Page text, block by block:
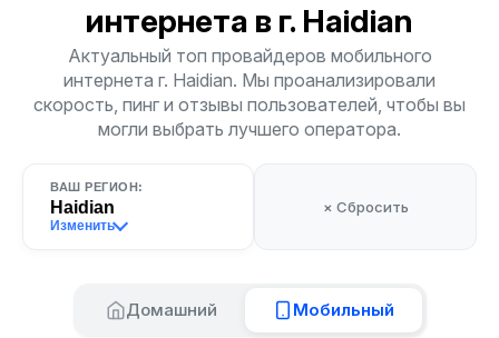
интернета в г. Haidian
Актуальный топ провайдеров мобильного
интернета г. Haidian. Мы проанализировали
скорость, пинг и отзывы пользователей, чтобы вы
могли выбрать лучшего оператора.
ВАШ РЕГИОН:
Haidian
Изменить
× Сбросить
Домашний Мобильный